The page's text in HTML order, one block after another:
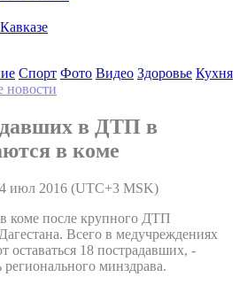
Спорт Фото Видео Здоровье Кухня
новости
в ДТП в
в коме
июл 2016 (UTC+3 MSK)
коме после крупного ДТП
Всего в медучреждениях
оставаться 18 пострадавших, -
минздрава.